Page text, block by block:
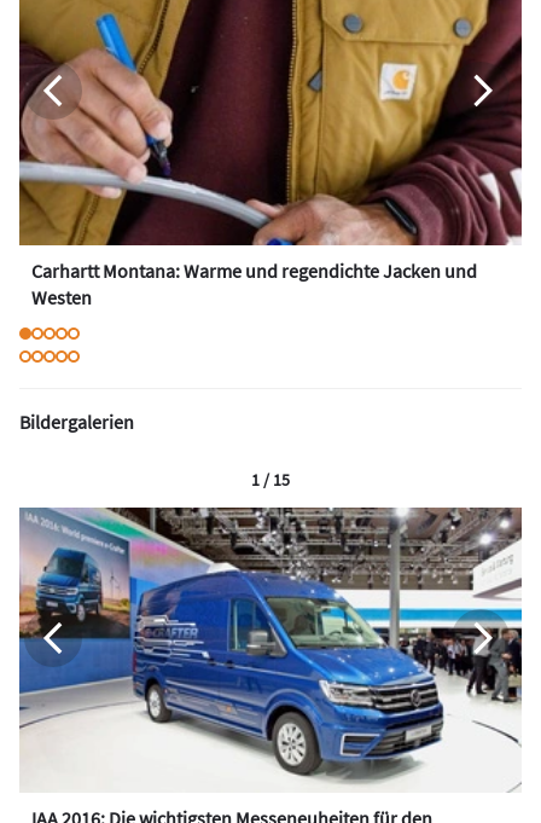
Carhartt Montana: Warme und regendichte Jacken und
Westen
Bildergalerien
IAA 2016: Die wichtigsten Messeneuheiten für den
1 / 15